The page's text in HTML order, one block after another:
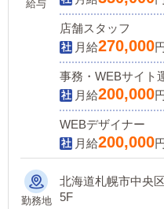
給与
店舗スタッフ
月給270,000
事務・WEBサイト
月給200,000
WEBデザイナー
月給200,000
勤務地
北海道札幌市中央
5F